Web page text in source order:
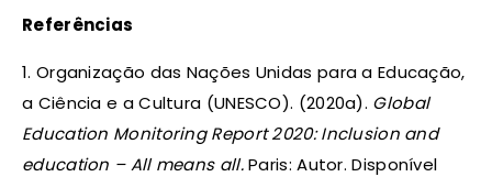
Referências
1. Organização das Nações Unidas para a Educação,
a Ciência e a Cultura (UNESCO). (2020a). Global
Education Monitoring Report 2020: Inclusion and
education – All means all.Paris: Autor. Disponível